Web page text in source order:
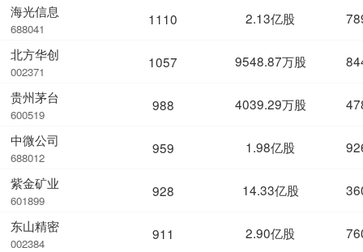
海光信息
688041
北方华创
002371
贵州茅台
600519
中微公司
688012
紫金矿业
601899
东山精密
002384
1110 2.13亿股
1057 9548.87万股
988 4039.29万股
959 1.98亿股
928 14.33亿股
911 2.90亿股